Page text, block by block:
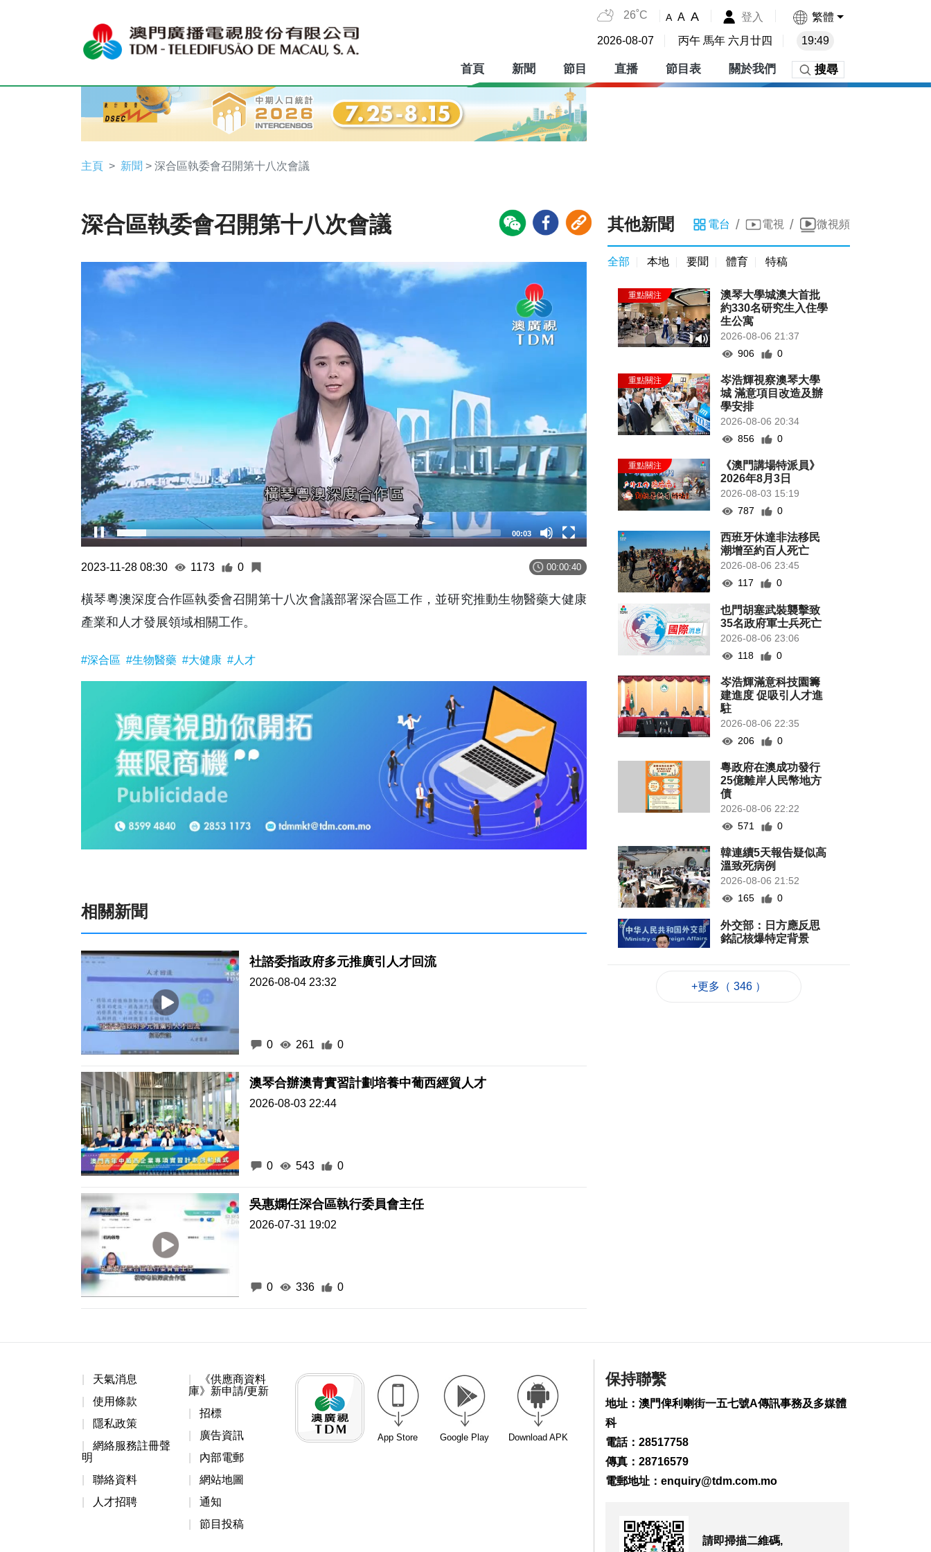
26˚C A A A 登入 繁體
2026-08-07 丙午 馬年 六月廿四 19:49
首頁 新聞 節目 直播 節目表 關於我們 搜尋
主頁 新聞 > 深合區執委會召開第十八次會議
深合區執委會召開第十八次會議
Video
Player
00:03
2023-11-28 08:30 1173 0 00:00:40
橫琴粵澳深度合作區執委會召開第十八次會議部署深合區工作，並研究推動生物醫藥大健康
產業和人才發展領域相關工作。
#深合區 #生物醫藥 #大健康 #人才
相關新聞
社諮委指政府多元推廣引人才回流
2026-08-04 23:32
0 261 0
澳琴合辦澳青實習計劃培養中葡西經貿人才
2026-08-03 22:44
0 543 0
吳惠嫻任深合區執行委員會主任
2026-07-31 19:02
0 336 0
其他新聞 電台 / 電視 / 微視頻
全部 本地 要聞 體育 特稿
澳琴大學城澳大首批
約330名研究生入住學
生公寓
2026-08-06 21:37
906
0
岑浩輝視察澳琴大學
城 滿意項目改造及辦
學安排
2026-08-06 20:34
856
0
《澳門講場特派員》
2026年8月3日
2026-08-03 15:19
787
0
西班牙休達非法移民
潮增至約百人死亡
2026-08-06 23:45
117
0
也門胡塞武裝襲擊致
35名政府軍士兵死亡
2026-08-06 23:06
118
0
岑浩輝滿意科技園籌
建進度 促吸引人才進
駐
2026-08-06 22:35
206
0
粵政府在澳成功發行
25億離岸人民幣地方
債
2026-08-06 22:22
571
0
韓連續5天報告疑似高
溫致死病例
2026-08-06 21:52
165
0
外交部：日方應反思
銘記核爆特定背景
2026-08-06 18:58
2026-08-06 18:40
+更多（ 346 ）
天氣消息
使用條款
隱私政策
網絡服務註冊聲
明
聯絡資料
人才招聘
《供應商資料
庫》新申請/更新
招標
廣告資訊
內部電郵
網站地圖
通知
節目投稿
App Store Google Play Download APK
保持聯繫
地址：澳門俾利喇街一五七號A傳訊事務及多媒體
科
電話：28517758
傳真：28716579
電郵地址： enquiry@tdm.com.mo
請即掃描二維碼,